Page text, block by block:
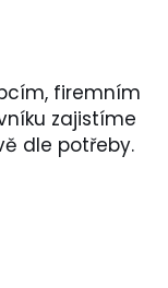
firemním
zajistíme
dle potřeby.